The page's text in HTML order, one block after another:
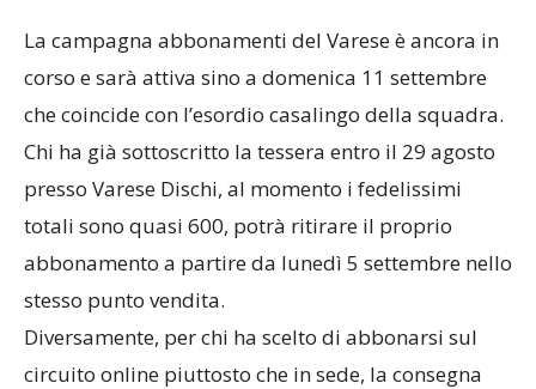
La campagna abbonamenti del Varese è ancora in
corso e sarà attiva sino a domenica 11 settembre
che coincide con l’esordio casalingo della squadra.
Chi ha già sottoscritto la tessera entro il 29 agosto
presso Varese Dischi, al momento i fedelissimi
totali sono quasi 600, potrà ritirare il proprio
abbonamento a partire da lunedì 5 settembre nello
stesso punto vendita.
Diversamente, per chi ha scelto di abbonarsi sul
circuito online piuttosto che in sede, la consegna